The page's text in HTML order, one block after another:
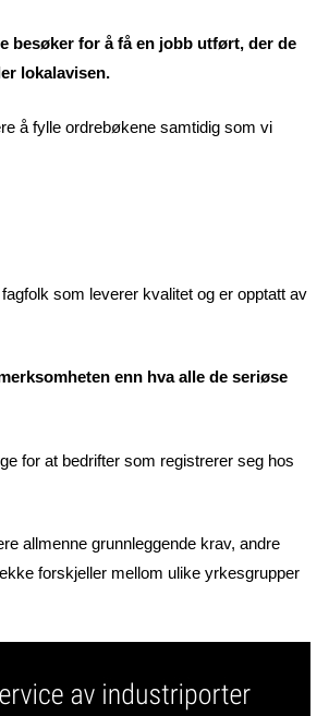
besøker for å få en jobb utført, der de
lokalavisen.
å fylle ordrebøkene samtidig som vi
som leverer kvalitet og er opptatt av
enn hva alle de seriøse
for at bedrifter som registrerer seg hos
allmenne grunnleggende krav, andre
forskjeller mellom ulike yrkesgrupper